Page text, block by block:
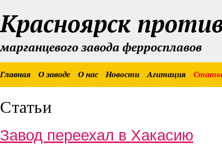
Красноярск
марганцевого завода ферросплавов
Главная О заводе О нас Новости Агитация
Статьи
Завод переехал в Хакасию